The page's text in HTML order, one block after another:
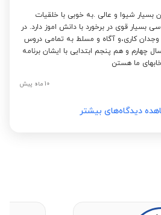
تیزهوشان
بسیار شیوا و عالی .به خوبی با خلقیات
بسیار قوی در برخورد با دانش اموز دارد. در
کاری،و آگاه و مسلط به تمامی دروس
و هم پنجم ابتدایی با ایشان برنامه
ما هستن
10 ماه پیش
دیدگاه‌های بیشتر